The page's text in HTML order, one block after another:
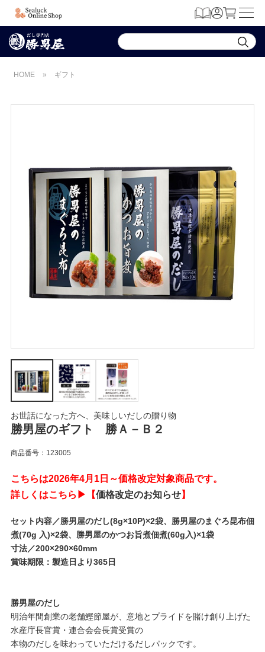
HOME » ギフト
お世話になった方へ、美味しいだしの贈り物
勝男屋のギフト 勝Ａ－Ｂ２
商品番号：123005
こちらは2026年4月1日～価格改定対象商品です。
詳しくはこちら▶【価格改定のお知らせ】
セット内容／勝男屋のだし(8g×10P)×2袋、勝男屋のまぐろ昆布佃
煮(70g 入)×2袋、勝男屋のかつお旨煮佃煮(60g入)×1袋
寸法／200×290×60mm
賞味期限：製造日より365日
勝男屋のだし
明治年間創業の老舗鰹節屋が、意地とプライドを賭け創り上げた
水産庁長官賞・連合会会長賞受賞の
本物のだしを味わっていただけるだしパックです。